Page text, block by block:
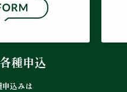
種申込
申込みは